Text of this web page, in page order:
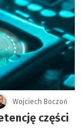
Wojciech Boczoń
części